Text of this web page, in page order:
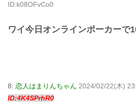
ID:k08OFvCo0
ワイ今日オンラインポーカーで
8: 恋人はまりんちゃん 2024/02/22(木)
ID:4K4SPrhR0